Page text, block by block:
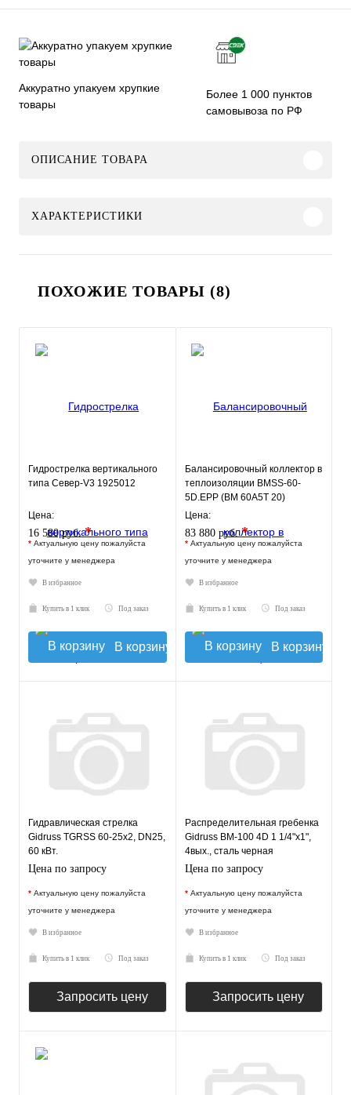
Аккуратно упакуем хрупкие
товары
Более 1 000 пунктов
самовывоза по РФ
ОПИСАНИЕ ТОВАРА
ХАРАКТЕРИСТИКИ
ПОХОЖИЕ ТОВАРЫ (8)
Гидрострелка вертикального
типа Север-V3 1925012
Цена:
16 580 руб.*
* Актуальную цену пожалуйста
уточните у менеджера
В избранное
Купить в 1 клик Под заказ
В корзину
Балансировочный коллектор в
теплоизоляции BMSS-60-
5D.EPP (BM 60A5T 20)
GIDRUSS
Цена:
83 880 руб.*
* Актуальную цену пожалуйста
уточните у менеджера
В избранное
Купить в 1 клик Под заказ
В корзину
Гидравлическая стрелка
Gidruss TGRSS 60-25x2, DN25,
60 кВт.
Цена по запросу
* Актуальную цену пожалуйста
уточните у менеджера
В избранное
Купить в 1 клик Под заказ
Запросить цену
Распределительная гребенка
Gidruss BM-100 4D 1 1/4"х1",
4вых., сталь черная
Цена по запросу
* Актуальную цену пожалуйста
уточните у менеджера
В избранное
Купить в 1 клик Под заказ
Запросить цену